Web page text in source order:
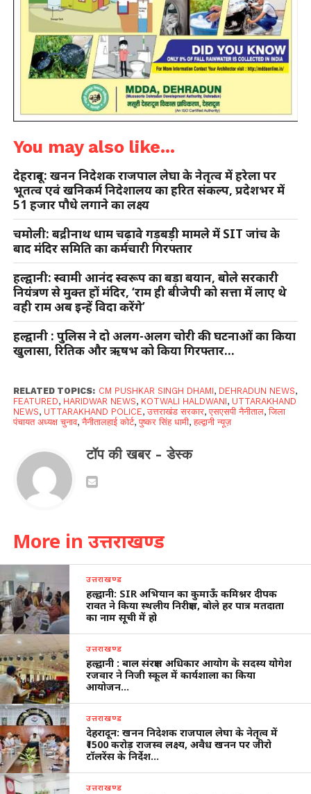
You may also like...
देहरादून: खनन निदेशक राजपाल लेघा के नेतृत्व में हरेला पर
भूतत्व एवं खनिकर्म निदेशालय का हरित संकल्प, प्रदेशभर में
51 हजार पौधे लगाने का लक्ष्य
चमोली: बद्रीनाथ धाम चढ़ावे गड़बड़ी मामले में SIT जांच के
बाद मंदिर समिति का कर्मचारी गिरफ्तार
हल्द्वानी: स्वामी आनंद स्वरूप का बड़ा बयान, बोले सरकारी
नियंत्रण से मुक्त हों मंदिर, ‘राम ही बीजेपी को सत्ता में लाए थे
वही राम अब इन्हें विदा करेंगे’
हल्द्वानी : पुलिस ने दो अलग-अलग चोरी की घटनाओं का किया
खुलासा, रितिक और ऋषभ को किया गिरफ्तार…
RELATED TOPICS: CM PUSHKAR SINGH DHAMI, DEHRADUN NEWS,
FEATURED, HARIDWAR NEWS, KOTWALI HALDWANI, UTTARAKHAND
NEWS, UTTARAKHAND POLICE,उत्तराखंड सरकार,एसएसपी नैनीताल,जिला
पंचायत अध्यक्ष चुनाव,नैनीतालहाई कोर्ट,पुष्कर सिंह धामी,हल्द्वानी न्यूज़
टॉप की खबर - डेस्क
More in उत्तराखण्ड
उत्तराखण्ड
हल्द्वानी: SIR अभियान का कुमाऊँ कमिश्नर दीपक
रावत ने किया स्थलीय निरीक्षण, बोले हर पात्र मतदाता
का नाम सूची में हो
उत्तराखण्ड
हल्द्वानी : बाल संरक्षण अधिकार आयोग के सदस्य योगेश
रजवार ने निजी स्कूल में कार्यशाला का किया
आयोजन…
उत्तराखण्ड
देहरादून: खनन निदेशक राजपाल लेघा के नेतृत्व में
₹1500 करोड़ राजस्व लक्ष्य, अवैध खनन पर जीरो
टॉलरेंस के निर्देश…
उत्तराखण्ड